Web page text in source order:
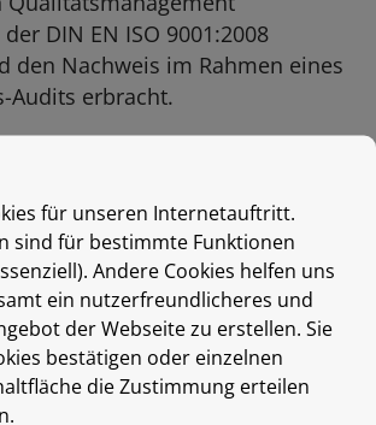
DIN EN ISO 9001:2008
den Nachweis im Rahmen eines
Audits erbracht.
unserer
hatte für uns schon
hohen Stellenwert. Den
nach DIN EN ISO
wir jedoch Ihnen, unseren
betrieblichen Abläufe in
neu erfunden, jedoch in
für unseren Internetauftritt.
sind für bestimmte Funktionen
Andere Cookies helfen uns
ein nutzerfreundlicheres und
der Webseite zu erstellen. Sie
bestätigen oder einzelnen
die Zustimmung erteilen